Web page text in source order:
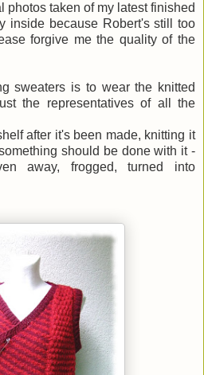
photos taken of my latest finished
inside because Robert's still too
forgive me the quality of the
sweaters is to wear the knitted
the representatives of all the
after it's been made, knitting it
should be done with it -
away, frogged, turned into